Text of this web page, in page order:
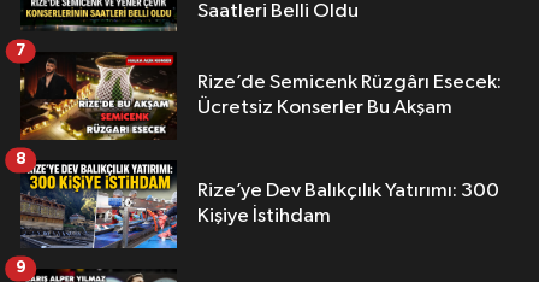
Saatleri Belli Oldu
Rize’de Semicenk Rüzgârı Esecek:
Ücretsiz Konserler Bu Akşam
7
Rize’ye Dev Balıkçılık Yatırımı: 300
Kişiye İstihdam
8
9